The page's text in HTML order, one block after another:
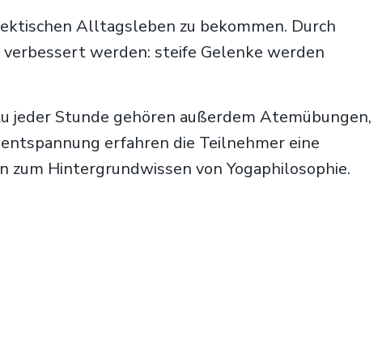
Alltagsleben zu bekommen. Durch
werden: steife Gelenke werden
jeder Stunde gehören außerdem Atemübungen,
erfahren die Teilnehmer eine
Hintergrundwissen von Yogaphilosophie.